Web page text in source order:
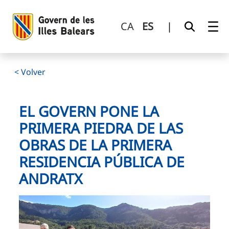
CA ES |
< Volver
EL GOVERN PONE LA
PRIMERA PIEDRA DE LAS
OBRAS DE LA PRIMERA
RESIDENCIA PÚBLICA DE
ANDRATX